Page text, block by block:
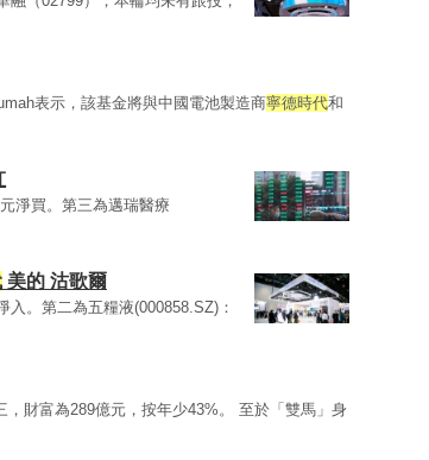
表示，該基金將與中國電池製造商寧德時代和
淨買。第三為邁瑞醫療
美的 沽歌爾
入。第二為五糧液(000858.SZ)：
，財富為289億元，按年少43%。 至於「雙馬」身